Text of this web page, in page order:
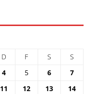
D F S
S
4 5 6
7
11 12 13 14